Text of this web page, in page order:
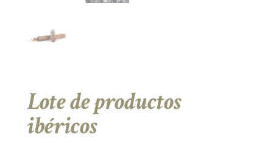
Lote de productos
ibéricos